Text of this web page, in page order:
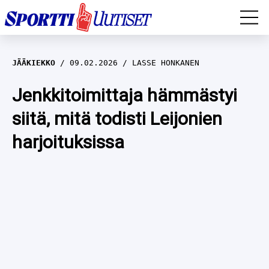
EM-YLEISURHEILU
JÄÄKIEKKO
YLEISURHEILU
WILMA HELTELÄ
TALVILAJIT
JÄÄKIEKKO 09.02.2026 LASSE HONKANEN
Jenkkitoimittaja hämmästyi
siitä, mitä todisti Leijonien
harjoituksissa